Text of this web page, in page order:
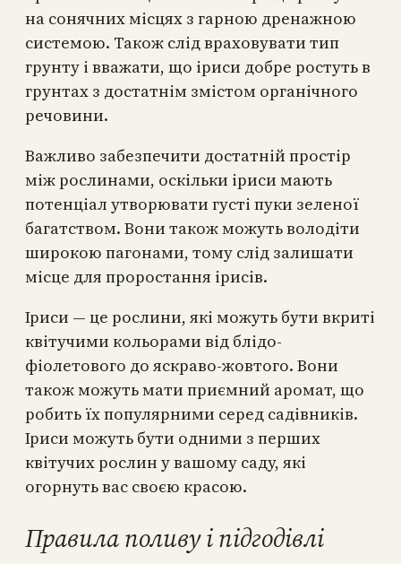
на сонячних місцях з гарною дренажною
системою. Також слід враховувати тип
грунту і вважати, що іриси добре ростуть в
грунтах з достатнім змістом органічного
речовини.
Важливо забезпечити достатній простір
між рослинами, оскільки іриси мають
потенціал утворювати густі пуки зеленої
багатством. Вони також можуть володіти
широкою пагонами, тому слід залишати
місце для проростання ірисів.
Іриси — це рослини, які можуть бути вкриті
квітучими кольорами від блідо-
фіолетового до яскраво-жовтого. Вони
також можуть мати приємний аромат, що
робить їх популярними серед садівників.
Іриси можуть бути одними з перших
квітучих рослин у вашому саду, які
огорнуть вас своєю красою.
Правила поливу і підгодівлі